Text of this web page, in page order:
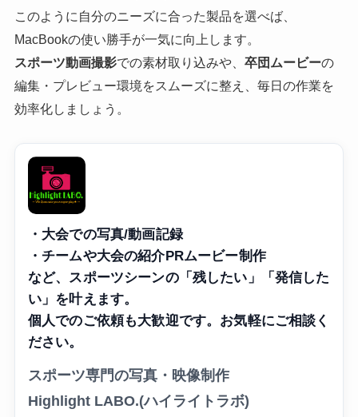
このように自分のニーズに合った製品を選べば、
MacBookの使い勝手が一気に向上します。
スポーツ動画撮影での素材取り込みや、 卒団ムービーの
編集・プレビュー環境をスムーズに整え、毎日の作業を
効率化しましょう。
・大会での写真/動画記録
・チームや大会の紹介PRムービー制作
など、スポーツシーンの「残したい」「発信した
い」を叶えます。
個人でのご依頼も大歓迎です。お気軽にご相談く
ださい。
スポーツ専門の写真・映像制作
Highlight LABO.(ハイライトラボ)